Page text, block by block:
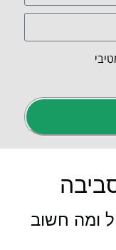
ומה חשוב